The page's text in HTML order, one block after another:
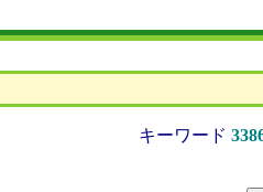
キーワード